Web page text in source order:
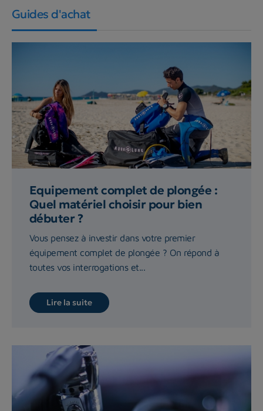
Guides d'achat
Equipement complet de plongée :
Quel matériel choisir pour bien
débuter ?
Vous pensez à investir dans votre premier
équipement complet de plongée ? On répond à
toutes vos interrogations et...
Lire la suite